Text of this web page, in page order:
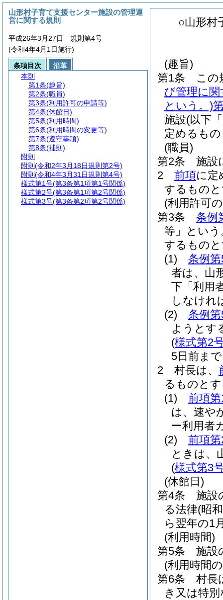
○山形村
(趣旨)
第1条
この
び管理に
という。)
施設(以下
定めるも
(職員)
第2条
施設
2
前項に定
するもの
(利用許可
第3条
条例
等」という
するもの
(1)
条例
者は、山
下「利用
しなけれ
(2)
条例
ようとす
(様式第2
5日前ま
2
村長は、
るものと
(1)
前項
は、速や
ー利用者
(2)
前項
ときは、
(様式第3
(休館日)
第4条
施設
る法律(昭
ら翌年の1
(利用時間)
第5条
施設
(利用時間
第6条
村長
き又は特
山形村子育て支援センター施設の管理運
営に関する規則
平成26年3月27日 規則第4号
(令和4年4月1日施行)
条項目次
沿革
本則
第1条(趣旨)
第2条(職員)
第3条(利用許可の申請等)
第4条(休館日)
第5条(利用時間)
第6条(利用時間の変更等)
第7条(遵守事項)
第8条(補則)
附則
附則 (令和2年3月18日規則第2号)
附則 (令和4年3月31日規則第4号)
様式第1号(第3条第1項第1号関係)
様式第2号(第3条第1項第2号関係)
様式第3号(第3条第2項第2号関係)